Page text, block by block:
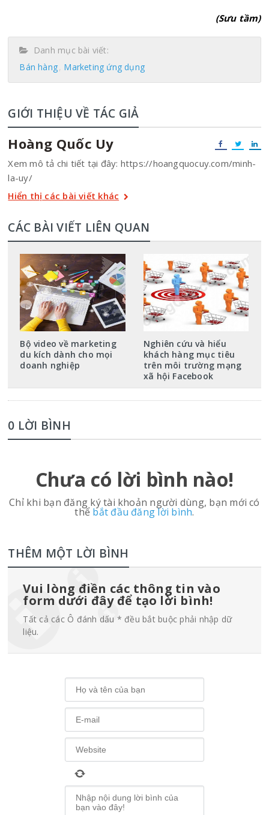
(Sưu tầm)
Danh mục bài viết:
Bán hàng Marketing ứng dụng
GIỚI THIỆU VỀ TÁC GIẢ
Hoàng Quốc Uy
Xem mô tả chi tiết tại đây: https://hoangquocuy.com/minh-
la-uy/
Hiển thị các bài viết khác
CÁC BÀI VIẾT LIÊN QUAN
Bộ video về marketing
du kích dành cho mọi
doanh nghiệp
Nghiên cứu và hiểu
khách hàng mục tiêu
trên môi trường mạng
xã hội Facebook
0 LỜI BÌNH
Chưa có lời bình nào!
Chỉ khi bạn đăng ký tài khoản người dùng, bạn mới có
thể bắt đầu đăng lời bình.
THÊM MỘT LỜI BÌNH
Vui lòng điền các thông tin vào
form dưới đây để tạo lời bình!
Tất cả các Ô đánh dấu * đều bắt buộc phải nhập dữ
liệu.